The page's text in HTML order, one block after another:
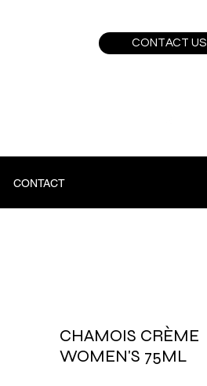
CONTACT US
CONTACT
CHAMOIS CRÈME
WOMEN'S 75ML